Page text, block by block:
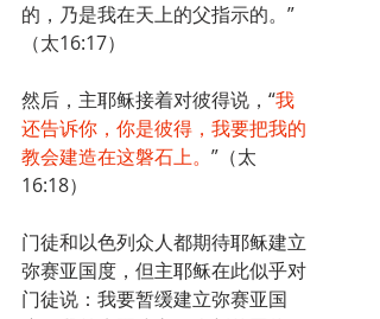
的，乃是我在天上的父指示的。”
（太16:17）
然后，主耶稣接着对彼得说，“我
还告诉你，你是彼得，我要把我的
教会建造在这磐石上。 ”（太
16:18）
门徒和以色列众人都期待耶稣建立
弥赛亚国度，但主耶稣在此似乎对
门徒说：我要暂缓建立弥赛亚国